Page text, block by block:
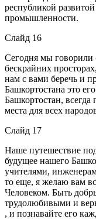
республикой
промышленности.
Слайд 16
Сегодня мы говорили
бескрайних
нам с вами беречь и
Башкортостана это
Башкортостан,
места для всех
Слайд 17
Наше путешествие
будущее нашего
учителями,
то еще, я желаю вам
Человеком. Быть
трудолюбивыми и
, и познавайте его